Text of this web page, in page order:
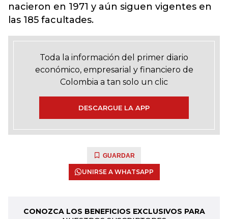
nacieron en 1971 y aún siguen vigentes en
las 185 facultades.
Toda la información del primer diario
económico, empresarial y financiero de
Colombia a tan solo un clic
DESCARGUE LA APP
GUARDAR
UNIRSE A WHATSAPP
CONOZCA LOS BENEFICIOS EXCLUSIVOS PARA